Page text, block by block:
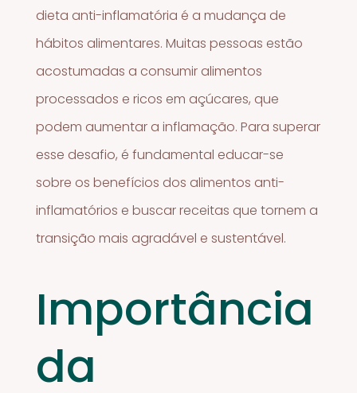
dieta anti-inflamatória é a mudança de
hábitos alimentares. Muitas pessoas estão
acostumadas a consumir alimentos
processados e ricos em açúcares, que
podem aumentar a inflamação. Para superar
esse desafio, é fundamental educar-se
sobre os benefícios dos alimentos anti-
inflamatórios e buscar receitas que tornem a
transição mais agradável e sustentável.
Importância
da